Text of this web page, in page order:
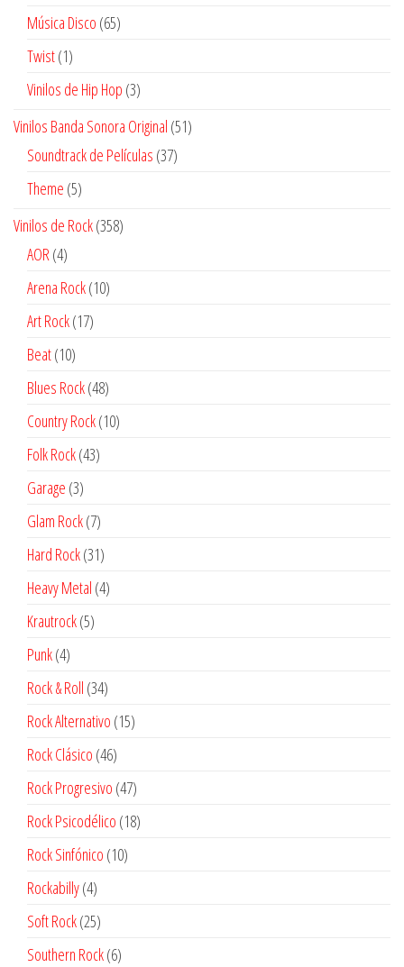
productos
Música Disco 6565
Twist 11
producto
Vinilos de Hip Hop 33
Vinilos Banda Sonora Original 5151
Soundtrack de Películas 3737
Theme 55
Vinilos de Rock 358358
AOR 44
productos
Arena Rock 1010
Art Rock 1717
Beat 1010
productos
Blues Rock 4848
productos
Country Rock 1010
Folk Rock 4343
Garage 33
productos
Glam Rock 77
productos
Hard Rock 3131
productos
Heavy Metal 44
Krautrock 55
Punk 44
productos
Rock & Roll 3434
productos
Rock Alternativo 1515
Rock Clásico 4646
productos
Rock Progresivo 4747
productos
Rock Psicodélico 1818
Rock Sinfónico 1010
Rockabilly 44
productos
Soft Rock 2525
productos
Southern Rock 66